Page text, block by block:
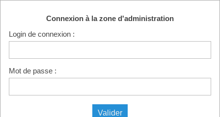
Connexion à la zone d'administration
Login de connexion :
Mot de passe :